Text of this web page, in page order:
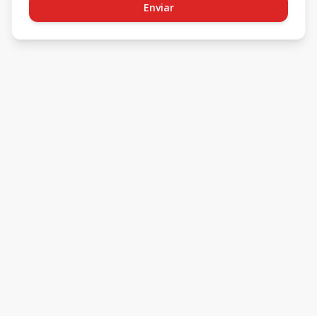
Enviar